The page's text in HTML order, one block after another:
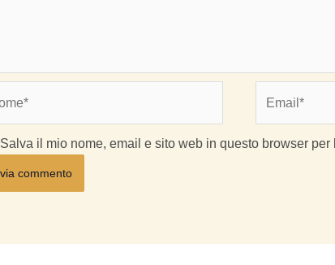
Salva il mio nome, email e sito web in questo browser